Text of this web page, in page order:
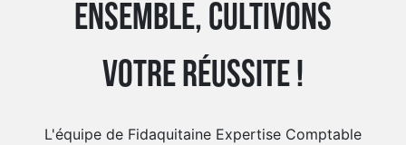
Ensemble, cultivons
votre réussite !
L'équipe de Fidaquitaine Expertise Comptable